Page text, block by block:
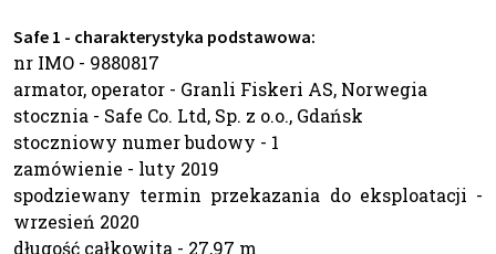
Safe 1 - charakterystyka podstawowa:
nr IMO - 9880817
armator, operator - Granli Fiskeri AS, Norwegia
stocznia - Safe Co. Ltd, Sp. z o.o., Gdańsk
stoczniowy numer budowy - 1
zamówienie - luty 2019
spodziewany termin przekazania do eksploatacji -
wrzesień 2020
długość całkowita - 27,97 m